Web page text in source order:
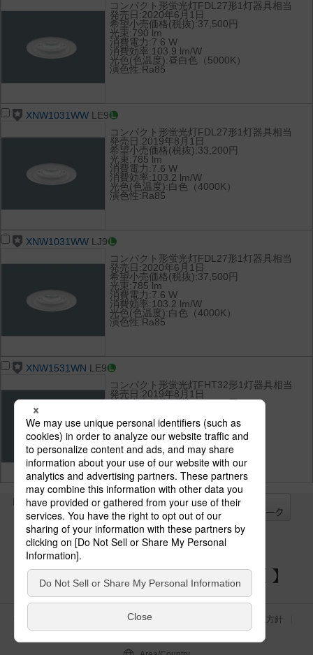
コンパクト形蛍光灯FDL27形1灯器具相当
発売日:2020年6月1日
希望小売価格(税抜):37,500円
光束:790 lm
消費電力:7.6 W
消費効率:103.9 lm/W
光色(色温度):昼白色（5000K）
演色性:Ra85
XNW1031WW LE9
コンパクト形蛍光灯FDL27形1灯器具相当
発売日:2019年8月1日
希望小売価格(税抜):33,200円
光束:785 lm
消費電力:7.6 W
消費効率:103.2 lm/W
光色(色温度):白色（4000K）
演色性:Ra85
XNW1031WW LJ9
コンパクト形蛍光灯FDL27形1灯器具相当
発売日:2020年6月1日
希望小売価格(税抜):37,500円
光束:785 lm
消費電力:7.6 W
消費効率:103.2 lm/W
光色(色温度):白色（4000K）
演色性:Ra85
XNW1531WN LE9
コンパクト形蛍光灯FHT32形1灯器具相当
発売日:2019年8月1日
希望小売価格(税抜):38,800円
消費電力:12.4 W
消費効率:103.2 lm/W
光色(色温度):昼白色（5000K）
演色性:Ra85
全て
チェック
チェック
した器具を
パナソニックの電気設備 SNSアカウント
クッキーポリシー
個人情報保護方針